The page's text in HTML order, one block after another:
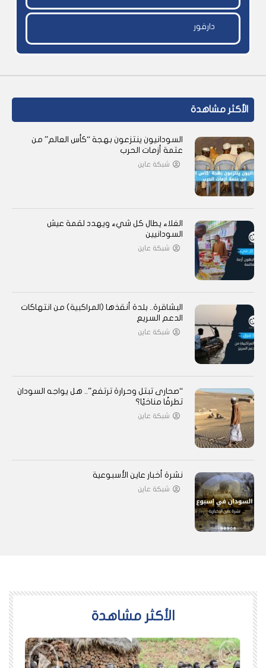
دارفور
الأكثر مشاهدة
السودانيون ينتزعون بهجة “كأس العالم” من
عتمة أزمات الحرب
شبكة عاين
الغلاء يطال كل شيء ويهدد لقمة عيش
السودانيين
شبكة عاين
البشاقرة.. بلدة أنقذها (المراكبية) من انتهاكات
الدعم السريع
شبكة عاين
“صحارى تبتل وحرارة ترتفع”.. هل يواجه السودان
تطرفًا مناخيًا؟
شبكة عاين
نشرة أخبار عاين الأسبوعية
شبكة عاين
اﻷكثر مشاهدة